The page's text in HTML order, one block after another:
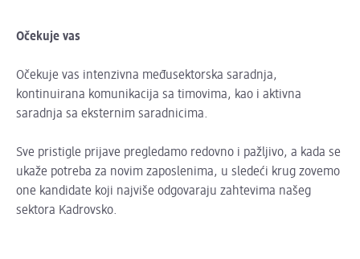
Očekuje vas
Očekuje vas intenzivna međusektorska saradnja,
kontinuirana komunikacija sa timovima, kao i aktivna
saradnja sa eksternim saradnicima.
Sve pristigle prijave pregledamo redovno i pažljivo, a kada se
ukaže potreba za novim zaposlenima, u sledeći krug zovemo
one kandidate koji najviše odgovaraju zahtevima našeg
sektora Kadrovsko.